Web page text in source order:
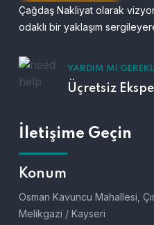
Çağdaş Nakliyat olarak
odaklı bir yaklaşım
YARDIM MI
Üçretsiz
İletişime Geçin
Konum
Osman Kavuncu Mahallesi,
Melikgazi / Kayseri